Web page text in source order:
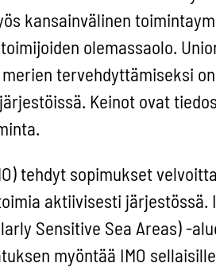
kansainvälinen
olemassaolo.
tervehdyttämiseksi on
Keinot ovat
tehdyt sopimukset
aktiivisesti järjestössä.
Sensitive Sea Areas) -
myöntää IMO sellaisille